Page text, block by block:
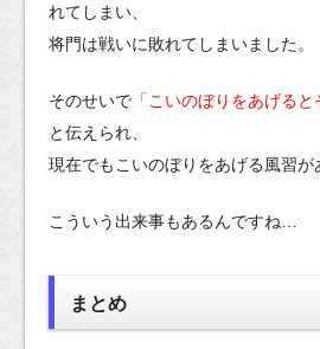
れてしまい、
将門は戦いに敗れてしまいました。
そのせいで 「こいのぼりをあげる
と伝えられ、
現在でもこいのぼりをあげる風習が
こういう出来事もあるんですね…
まとめ